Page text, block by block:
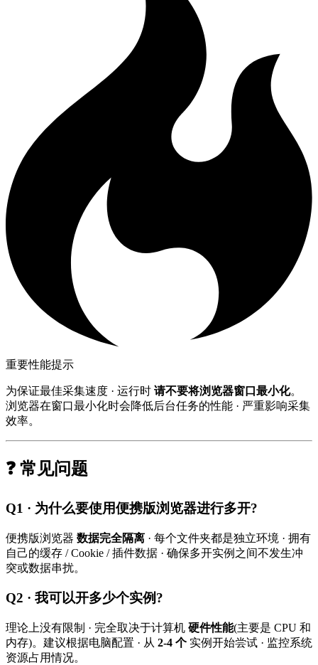
重要性能提示
为保证最佳采集速度 · 运行时 请不要将浏览器窗口最小化。
浏览器在窗口最小化时会降低后台任务的性能 · 严重影响采集
效率。
❓ 常见问题
Q1 · 为什么要使用便携版浏览器进行多开?
便携版浏览器 数据完全隔离 · 每个文件夹都是独立环境 · 拥有
自己的缓存 / Cookie / 插件数据 · 确保多开实例之间不发生冲
突或数据串扰。
Q2 · 我可以开多少个实例?
理论上没有限制 · 完全取决于计算机 硬件性能(主要是 CPU 和
内存)。建议根据电脑配置 · 从 2-4 个 实例开始尝试 · 监控系统
资源占用情况。